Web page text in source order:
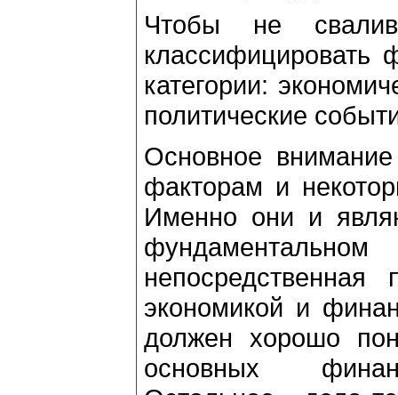
Чтобы не
классифицировать
категории:
политические
Основное
факторам и
Именно они и
непосредственная
экономикой и
должен хорошо
основных